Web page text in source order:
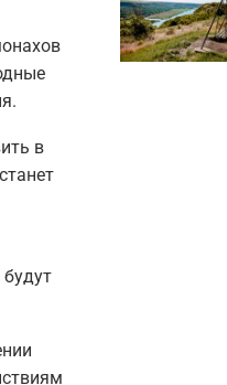
в